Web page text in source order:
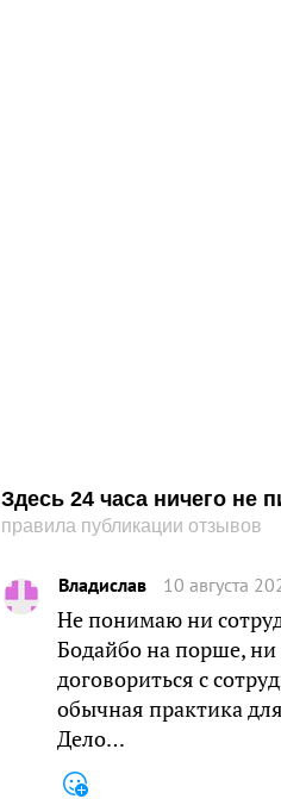
Здесь 24 часа ничего не
правила публикации отзывов
Владислав 10 августа
Не понимаю ни
Бодайбо на порше,
договориться с
обычная практика
Дело…